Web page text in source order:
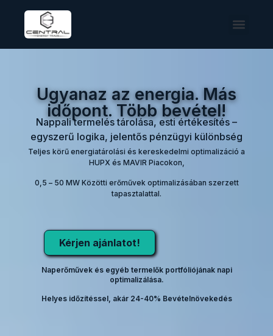
Ugyanaz az energia. Más
időpont. Több bevétel!
Nappali termelés tárolása, esti értékesítés –
egyszerű logika, jelentős pénzügyi különbség
Teljes körű energiatárolási és kereskedelmi optimalizáció a
HUPX és MAVIR Piacokon,
0,5 – 50 MW Közötti erőművek optimalizásában szerzett
tapasztalattal.
Kérjen ajánlatot!
Naperőművek és egyéb termelők portfóliójának napi
optimalizálása.
Helyes időzítéssel, akár 24-40% Bevételnövekedés